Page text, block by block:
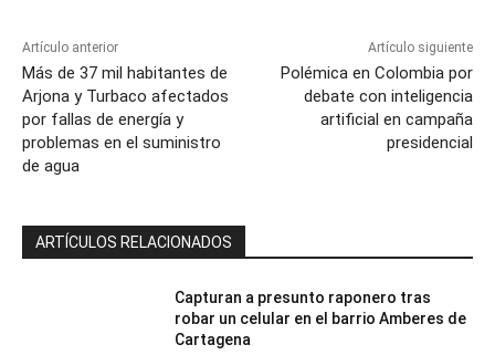
Artículo anterior
Más de 37 mil habitantes de
Arjona y Turbaco afectados
por fallas de energía y
problemas en el suministro
de agua
Artículo siguiente
Polémica en Colombia por
debate con inteligencia
artificial en campaña
presidencial
ARTÍCULOS RELACIONADOS
Capturan a presunto raponero tras
robar un celular en el barrio Amberes de
Cartagena